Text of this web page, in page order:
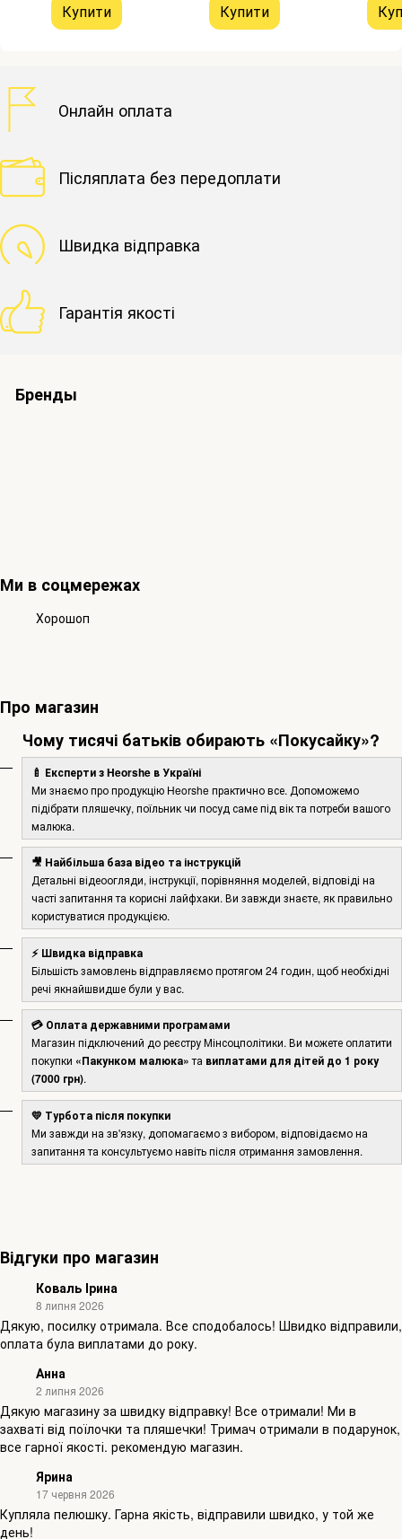
Купити Купити
Онлайн оплата
Післяплата без передоплати
Швидка відправка
Гарантія якості
Бренды
Ми в соцмережах
Хорошоп
Про магазин
Чому тисячі батьків обирають «Покусайку»?
🍼 Експерти з Heorshe в Україні
Ми знаємо про продукцію Heorshe практично все. Допоможемо
підібрати пляшечку, поїльник чи посуд саме під вік та потреби вашого
малюка.
🎥 Найбільша база відео та інструкцій
Детальні відеоогляди, інструкції, порівняння моделей, відповіді на
часті запитання та корисні лайфхаки. Ви завжди знаєте, як правильно
користуватися продукцією.
⚡ Швидка відправка
Більшість замовлень відправляємо протягом 24 годин, щоб необхідні
речі якнайшвидше були у вас.
💳 Оплата державними програмами
Магазин підключений до реєстру Мінсоцполітики. Ви можете оплатити
покупки «Пакунком малюка»та виплатами для дітей до 1 року
(7000 грн).
💛 Турбота після покупки
Ми завжди на зв'язку, допомагаємо з вибором, відповідаємо на
запитання та консультуємо навіть після отримання замовлення.
Відгуки про магазин
Коваль Ірина
8 липня 2026
Дякую, посилку отримала. Все сподобалось! Швидко відправили,
оплата була виплатами до року.
Анна
2 липня 2026
Дякую магазину за швидку відправку! Все отримали! Ми в
захваті від поїлочки та пляшечки! Тримач отримали в подарунок,
все гарної якості. рекомендую магазин.
Ярина
17 червня 2026
Купляла пелюшку. Гарна якість, відправили швидко, у той же
день!